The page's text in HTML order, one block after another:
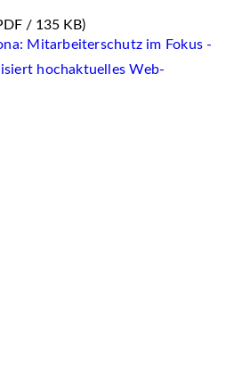
/ 135 KB)
Mitarbeiterschutz im Fokus -
hochaktuelles Web-